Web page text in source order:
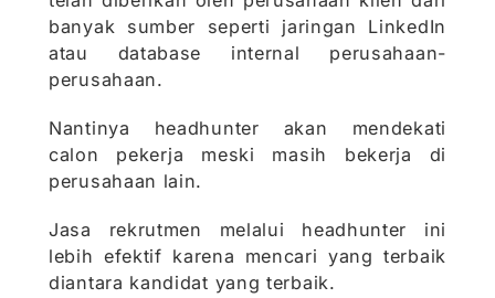
banyak sumber seperti jaringan LinkedIn
atau database internal perusahaan-
perusahaan.
Nantinya headhunter akan mendekati
calon pekerja meski masih bekerja di
perusahaan lain.
Jasa rekrutmen melalui headhunter ini
lebih efektif karena mencari yang terbaik
diantara kandidat yang terbaik.